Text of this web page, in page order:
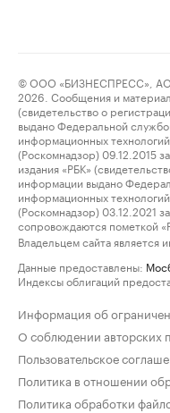
© ООО «БИЗНЕСПРЕСС»,
2026. Сообщения и
(свидетельство о
выдано Федеральной
информационных
(Роскомнадзор) 09.12.2015
издания «РБК»
информации выдано
информационных
(Роскомнадзор) 03.12.2021
сопровождаются пометкой
Владельцем сайта является
Данные предоставлены:
Индексы облигаций
Информация об
О соблюдении авторских
Пользовательское
Политика в отношении
Политика обработки